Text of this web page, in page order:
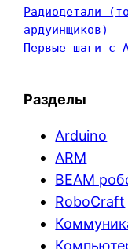
Радиодетали
ардуинщиков)
Первые шаги с
Разделы
Arduino
ARM
BEAM
RoboCraft